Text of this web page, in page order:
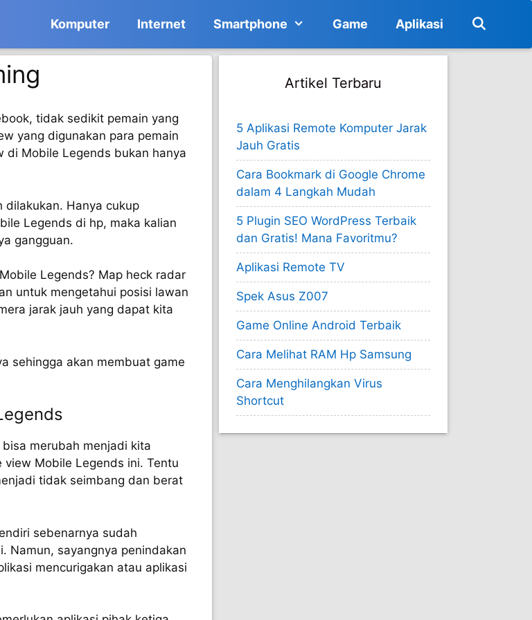
Komputer Internet Smartphone Game Aplikasi
tidak sedikit pemain yang
yang digunakan para pemain
di Mobile Legends bukan hanya
dilakukan. Hanya cukup
Legends di hp, maka kalian
gangguan.
Legends? Map heck radar
untuk mengetahui posisi lawan
jarak jauh yang dapat kita
sehingga akan membuat game
merubah menjadi kita
Mobile Legends ini. Tentu
tidak seimbang dan berat
sebenarnya sudah
Namun, sayangnya penindakan
mencurigakan atau aplikasi
Artikel Terbaru
5 Aplikasi Remote Komputer Jarak
Jauh Gratis
Cara Bookmark di Google Chrome
dalam 4 Langkah Mudah
5 Plugin SEO WordPress Terbaik
dan Gratis! Mana Favoritmu?
Aplikasi Remote TV
Spek Asus Z007
Game Online Android Terbaik
Cara Melihat RAM Hp Samsung
Cara Menghilangkan Virus
Shortcut